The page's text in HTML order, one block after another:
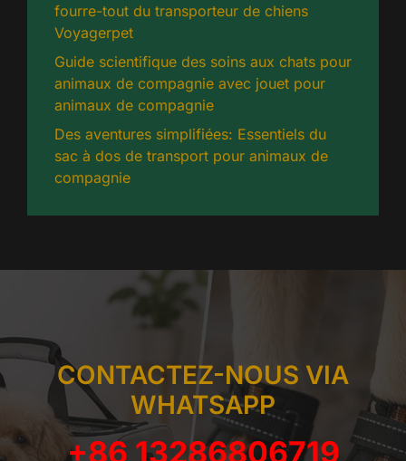
fourre-tout du transporteur de chiens
Voyagerpet
Guide scientifique des soins aux chats pour
animaux de compagnie avec jouet pour
animaux de compagnie
Des aventures simplifiées: Essentiels du
sac à dos de transport pour animaux de
compagnie
CONTACTEZ-NOUS VIA
WHATSAPP
+86 13286806719